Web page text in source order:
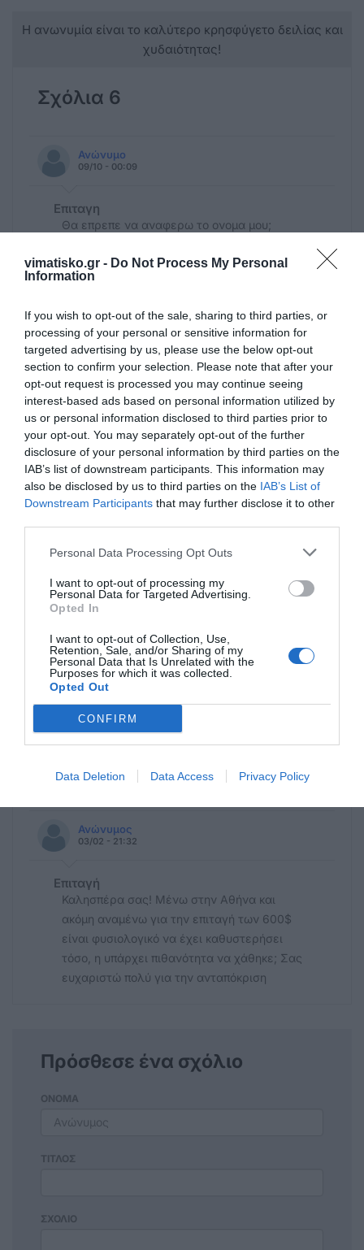
vimatisko.gr - Do Not Process My Personal
Information
If you wish to opt-out of the sale, sharing to third parties, or
processing of your personal or sensitive information for
targeted advertising by us, please use the below opt-out
section to confirm your selection. Please note that after your
opt-out request is processed you may continue seeing
interest-based ads based on personal information utilized by
us or personal information disclosed to third parties prior to
your opt-out. You may separately opt-out of the further
disclosure of your personal information by third parties on the
IAB’s list of downstream participants. This information may
also be disclosed by us to third parties on the IAB’s List of
Downstream Participants that may further disclose it to other
Personal Data Processing Opt Outs
I want to opt-out of processing my
Personal Data for Targeted Advertising.
Opted In
I want to opt-out of Collection, Use,
Retention, Sale, and/or Sharing of my
Personal Data that Is Unrelated with the
Purposes for which it was collected.
Opted Out
CONFIRM
Data Deletion Data Access Privacy Policy
Η ανωνυμία είναι το καλύτερο κρησφύγετο δειλίας και
χυδαιότητας!
Σχόλια 6
Ανώνυμο
09/10 - 00:09
Επιταγη
Θα επρεπε να αναφερω το ονομα μου;
Ανώνυμο
09/10 - 00:08
Επιταγη
Εγω βρισκομαι στην ελλαδα.. Ελαβα την
πρωτη τον μαιο.. Και αναμενω την
δευτερη... Να ελπιζω;
antonopoulos
30/03 - 18:00
epidomata
περνω συνταξει απο u.s.a ομωσ επιδοματα
δεν πηρα ουτε προτι φορα ουτε δεφτερη
Ανώνυμος
Επιταγη
από ελληνική τράπεζα , τι κάνω?
Ανώνυμος
13/02 - 08:39
Επιταγη
Φεβρουαριου
Ανώνυμος
03/02 - 21:32
Επιταγή
Καλησπέρα σας! Μένω στην Αθήνα και
ακόμη αναμένω για την επιταγή των 600$
είναι φυσιολογικό να έχει καθυστερήσει
τόσο, η υπάρχει πιθανότητα να χάθηκε; Σας
ευχαριστώ πολύ για την ανταπόκριση
Πρόσθεσε ένα σχόλιο
ΟΝΟΜΑ
ΤΙΤΛΟΣ
ΣΧΟΛΙΟ